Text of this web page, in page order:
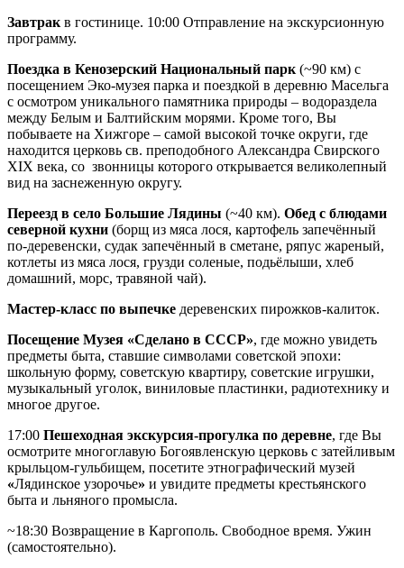
Завтрак в гостинице. 10:00 Отправление на экскурсионную
программу.
Поездка в Кенозерский Национальный парк (~90 км) с
посещением Эко-музея парка и поездкой в деревню Масельга
с осмотром уникального памятника природы – водораздела
между Белым и Балтийским морями. Кроме того, Вы
побываете на Хижгоре – самой высокой точке округи, где
находится церковь св. преподобного Александра Свирского
XIX века, со звонницы которого открывается великолепный
вид на заснеженную округу.
Переезд в село Большие Лядины (~40 км). Обед с блюдами
северной кухни (борщ из мяса лося, картофель запечённый
по-деревенски, судак запечённый в сметане, ряпус жареный,
котлеты из мяса лося, грузди соленые, подьёлыши, хлеб
домашний, морс, травяной чай).
Мастер-класс по выпечке деревенских пирожков-калиток.
Посещение Музея «Сделано в СССР», где можно увидеть
предметы быта, ставшие символами советской эпохи:
школьную форму, советскую квартиру, советские игрушки,
музыкальный уголок, виниловые пластинки, радиотехнику и
многое другое.
17:00 Пешеходная экскурсия-прогулка по деревне, где Вы
осмотрите многоглавую Богоявленскую церковь с затейливым
крыльцом-гульбищем, посетите этнографический музей
«Лядинское узорочье» и увидите предметы крестьянского
быта и льняного промысла.
~18:30 Возвращение в Каргополь. Свободное время. Ужин
(самостоятельно).